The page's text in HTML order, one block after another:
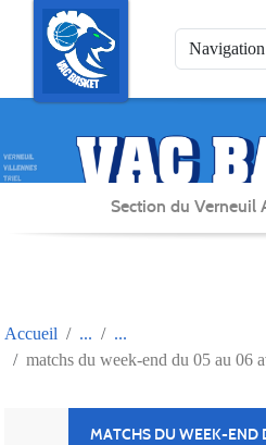
Section du Verneuil
Accueil
matchs du week-end du 05 au 06
MATCHS DU WEEK-
Panneau de gestion des cookies